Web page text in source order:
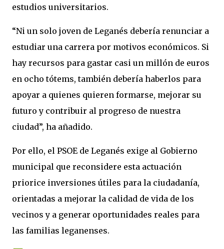
estudios universitarios.
“Ni un solo joven de Leganés debería renunciar a
estudiar una carrera por motivos económicos. Si
hay recursos para gastar casi un millón de euros
en ocho tótems, también debería haberlos para
apoyar a quienes quieren formarse, mejorar su
futuro y contribuir al progreso de nuestra
ciudad”, ha añadido.
Por ello, el PSOE de Leganés exige al Gobierno
municipal que reconsidere esta actuación
priorice inversiones útiles para la ciudadanía,
orientadas a mejorar la calidad de vida de los
vecinos y a generar oportunidades reales para
las familias leganenses.